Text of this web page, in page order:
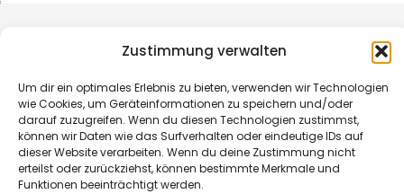
Zustimmung verwalten
Um dir ein optimales Erlebnis zu bieten, verwenden wir Technologien
wie Cookies, um Geräteinformationen zu speichern und/oder
darauf zuzugreifen. Wenn du diesen Technologien zustimmst,
können wir Daten wie das Surfverhalten oder eindeutige IDs auf
dieser Website verarbeiten. Wenn du deine Zustimmung nicht
erteilst oder zurückziehst, können bestimmte Merkmale und
Funktionen beeinträchtigt werden.